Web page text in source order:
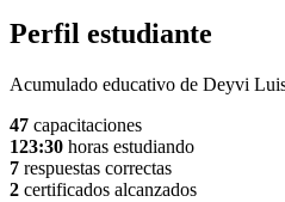
Perfil estudiante
Acumulado educativo de Deyvi
47 capacitaciones
123:30 horas estudiando
7 respuestas correctas
2 certificados alcanzados